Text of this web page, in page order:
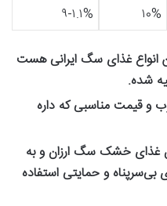
۱۰% ۹-۱.۱%
انواع غذای سگ ایرانی هست
شده.
و قیمت مناسبی که داره
غذای خشک سگ ارزان و به
و حمایتی استفاده